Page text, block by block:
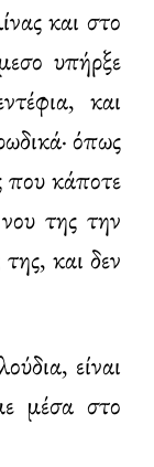
και στο
υπήρξε
και
όπως
που κάποτε
της την
και δεν
είναι
μέσα στο